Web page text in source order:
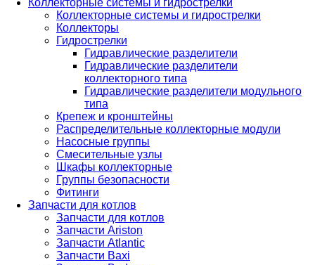
Коллекторные системы и гидрострелки
Коллекторные системы и гидрострелки
Коллекторы
Гидрострелки
Гидравлические разделители
Гидравлические разделители
коллекторного типа
Гидравлические разделители модульного
типа
Крепеж и кронштейны
Распределительные коллекторные модули
Насосные группы
Смесительные узлы
Шкафы коллекторные
Группы безопасности
Фитинги
Запчасти для котлов
Запчасти для котлов
Запчасти Ariston
Запчасти Atlantic
Запчасти Baxi